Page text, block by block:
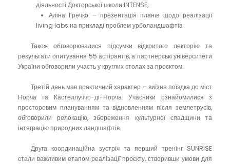
діяльності Докторської школи INTENSE;
Аліна Гречко – презентація планів щодо реалізації
living labs на прикладі проблем урболандшафтів.
Також обговорювалися підсумки відкритого лекторію та
результати опитування 55 аспірантів, а партнерські університети
України обговорили участь у круглих столах за проєктом.
Третій день мав практичний характер – виїзна поїздка до міст
Норча та Кастеллуччо-ді-Норча. Учасники ознайомилися з
просторовим плануванням та відновленням після землетрусів,
обговорили релокацію, збереження культурної спадщини та
інтеграцію природних ландшафтів.
Друга координаційна зустріч та перший тренінг SUNRISE
стали важливим етапом реалізації проєкту, створивши умови для